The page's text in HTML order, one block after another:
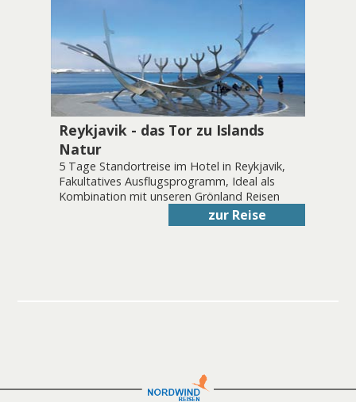
Reykjavik - das Tor zu Islands
Natur
5 Tage Standortreise im Hotel in Reykjavik,
Fakultatives Ausflugsprogramm, Ideal als
Kombination mit unseren Grönland Reisen
zur Reise